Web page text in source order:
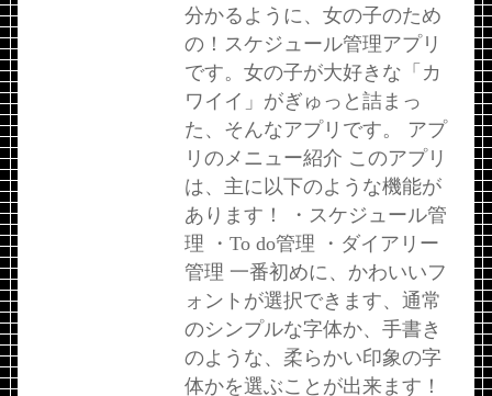
分かるように、女の子のため
の！スケジュール管理アプリ
です。女の子が大好きな「カ
ワイイ」がぎゅっと詰まっ
た、そんなアプリです。 アプ
リのメニュー紹介 このアプリ
は、主に以下のような機能が
あります！ ・スケジュール管
理 ・To do管理 ・ダイアリー
管理 一番初めに、かわいいフ
ォントが選択できます、通常
のシンプルな字体か、手書き
のような、柔らかい印象の字
体かを選ぶことが出来ます！